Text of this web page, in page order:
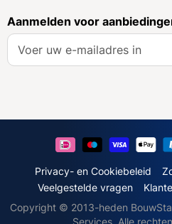
Aanmelden voor
A
e
o
Privacy- en Cookiebeleid
Veelgestelde vragen
Copyright © 2013-heden
Services. Alle